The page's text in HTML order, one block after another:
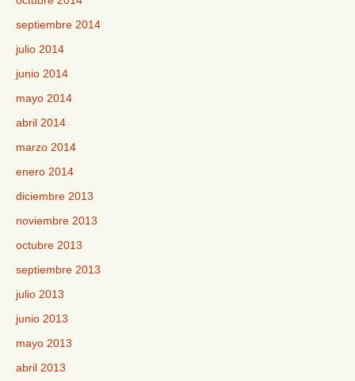
septiembre 2014
julio 2014
junio 2014
mayo 2014
abril 2014
marzo 2014
enero 2014
diciembre 2013
noviembre 2013
octubre 2013
septiembre 2013
julio 2013
junio 2013
mayo 2013
abril 2013